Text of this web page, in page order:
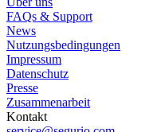
FAQs & Support
News
Nutzungsbedingungen
Impressum
Datenschutz
Presse
Zusammenarbeit
Kontakt